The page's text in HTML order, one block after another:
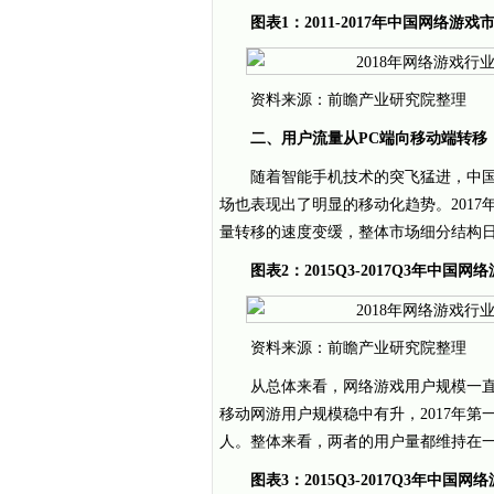
图表1：2011-2017年中国网络游戏
资料来源：前瞻产业研究院整理
二、用户流量从PC端向移动端转
随着智能手机技术的突飞猛进，中
场也表现出了明显的移动化趋势。2017
量转移的速度变缓，整体市场细分结构
图表2：2015Q3-2017Q3年中国网
资料来源：前瞻产业研究院整理
从总体来看，网络游戏用户规模一
移动网游用户规模稳中有升，2017年第
人。整体来看，两者的用户量都维持在
图表3：2015Q3-2017Q3年中国网